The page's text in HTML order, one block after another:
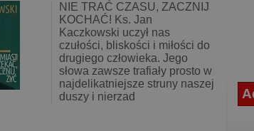
NIE TRAĆ CZASU, ZACZNIJ
KOCHAĆ! Ks. Jan
Kaczkowski uczył nas
czułości, bliskości i miłości do
drugiego człowieka. Jego
słowa zawsze trafiały prosto w
najdelikatniejsze struny naszej
duszy i nierzad